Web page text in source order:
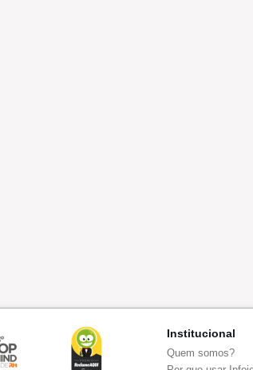
Institucional
Quem somos?